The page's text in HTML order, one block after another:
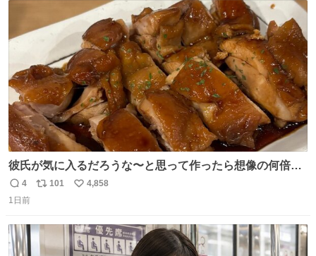
いく。妹のハンドリングには不安が残るが、事故を起こせ
ば大爆発
数
数
彼氏が気に入るだろうな〜と思って作ったら想像の何倍も
美味しい美味しい言ってくれて嬉しい
返
信
4
リ
ト
101
い
数
4,858
1日前